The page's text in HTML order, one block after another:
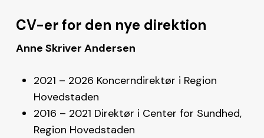
CV-er for den nye direktion
Anne Skriver Andersen
2021 – 2026 Koncerndirektør i Region
Hovedstaden
2016 – 2021 Direktør i Center for Sundhed,
Region Hovedstaden